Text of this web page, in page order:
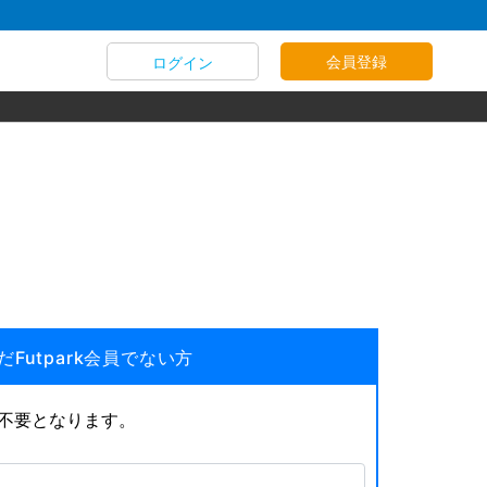
ログイン 会員登録
Futpark会員でない方
となります。